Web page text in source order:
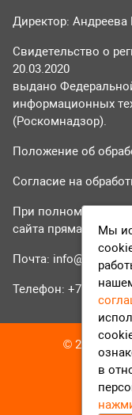
Директор: Андреева
Свидетельство о
20.03.2020
выдано
информационных
(Роскомнадзор).
Положение об
Согласие на
При полном или
сайта прямая
Почта: info@tvr24.tv
Телефон: +7 (496)
© 2016-
Мы
в